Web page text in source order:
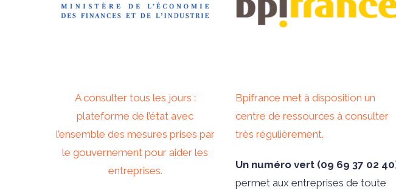
A consulter tous les jours :
plateforme de l’état avec
l’ensemble des mesures prises par
le gouvernement pour aider les
entreprises.
Bpifrance met à disposition un
centre de ressources à consulter
très régulièrement.
Un numéro vert (09 69 37 02
permet aux entreprises de toute